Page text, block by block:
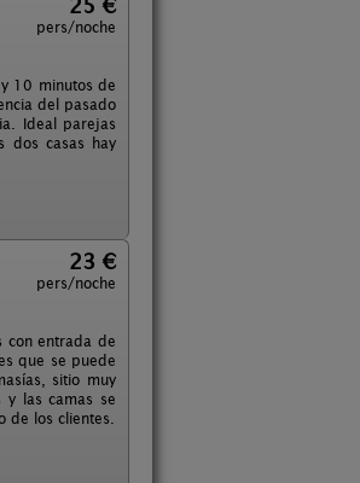
25 €
pers/noche
10 minutos de
del pasado
Ideal parejas
dos casas hay
23 €
pers/noche
con entrada de
que se puede
sitio muy
las camas se
de los clientes.